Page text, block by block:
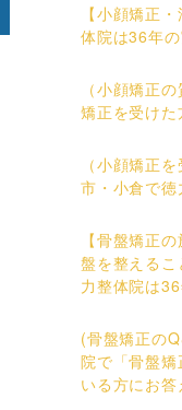
【小顔矯正
体院は36年
（小顔矯正
矯正を受け
（小顔矯正
市・小倉で
【骨盤矯正
盤を整える
力整体院は36
(骨盤矯正の
院で「骨盤
いる方にお答